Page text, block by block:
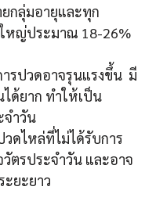
กลุ่มอายุและทุก
หญ่ประมาณ 18-26%
ารปวดอาจรุนแรงขึ้น มี
ด้ยาก ทำให้เป็น
จำวัน
วดไหล่ที่ไม่ได้รับการ
ตรประจำวัน และอาจ
ะยะยาว